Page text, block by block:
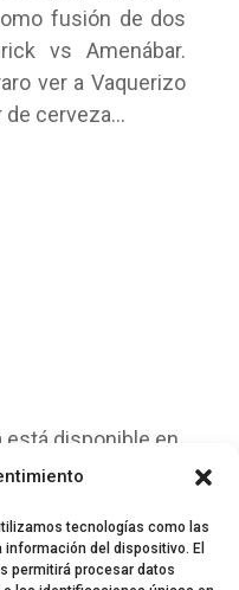
tecnologías como las
del dispositivo. El
permitirá procesar datos
fusión de dos
vs Amenábar.
ver a Vaquerizo
de cerveza…
está disponible en